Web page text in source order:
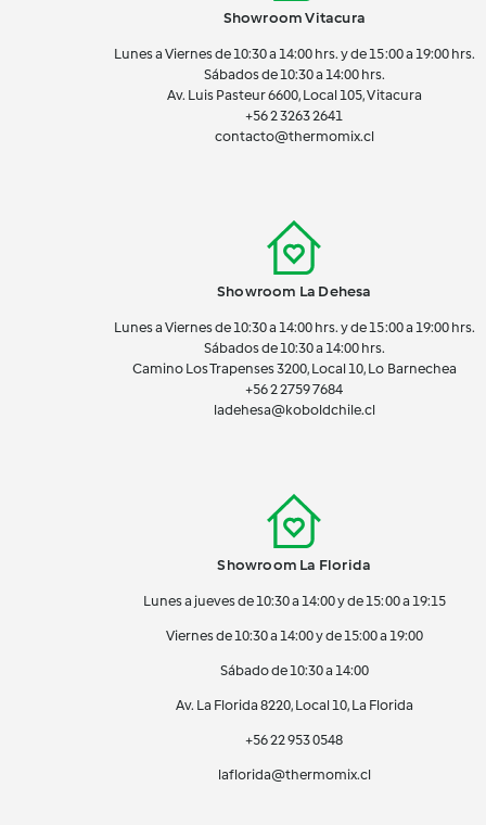
Showroom Vitacura
Lunes a Viernes de 10:30 a 14:00 hrs. y de 15:00 a 19:00 hrs.
Sábados de 10:30 a 14:00 hrs.
Av. Luis Pasteur 6600, Local 105, Vitacura
+56 2 3263 2641
contacto@thermomix.cl
Showroom La Dehesa
Lunes a Viernes de 10:30 a 14:00 hrs. y de 15:00 a 19:00 hrs.
Sábados de 10:30 a 14:00 hrs.
Camino Los Trapenses 3200, Local 10, Lo Barnechea
+56 22759 7684
ladehesa@koboldchile.cl
Showroom La Florida
Lunes a jueves de 10:30 a 14:00 y de 15:00 a 19:15
Viernes de 10:30 a 14:00 y de 15:00 a 19:00
Sábado de 10:30 a 14:00
Av. La Florida 8220, Local 10, La Florida
+56 22 953 0548
laflorida@thermomix.cl